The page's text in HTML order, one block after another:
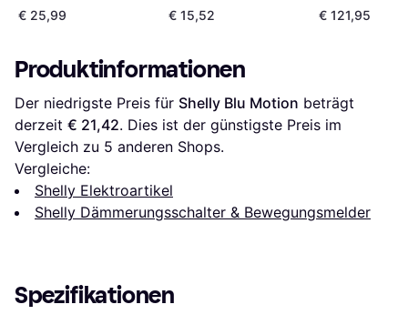
€ 25,99
€ 15,52
€ 121,95
Produktinformationen
Der niedrigste Preis für Shelly Blu Motion beträgt
derzeit € 21,42. Dies ist der günstigste Preis im
Vergleich zu 5 anderen Shops.
Vergleiche:
Shelly Elektroartikel
Shelly Dämmerungsschalter & Bewegungsmelder
Spezifikationen